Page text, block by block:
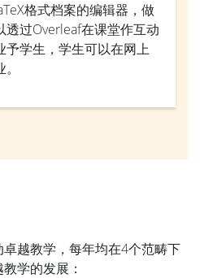
格式档案的编辑器，做
过Overleaf在课堂作互动
予学生，学生可以在网上
越教学，每年均在4个范畴下
学的发展：